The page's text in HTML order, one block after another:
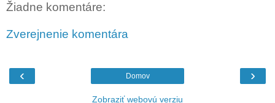
Žiadne komentáre:
Zverejnenie komentára
‹ ›
Domov
Zobraziť webovú verziu